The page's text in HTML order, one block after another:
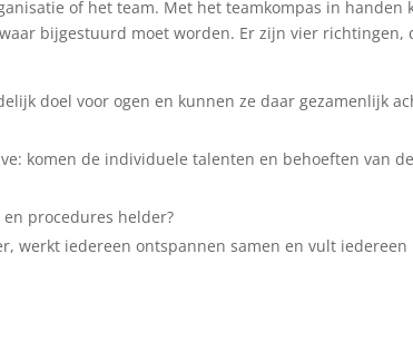
of het team. Met het teamkompas in handen
bijgestuurd moet worden. Er zijn vier richtingen,
doel voor ogen en kunnen ze daar gezamenlijk
komen de individuele talenten en behoeften van de
procedures helder?
werkt iedereen ontspannen samen en vult iedereen